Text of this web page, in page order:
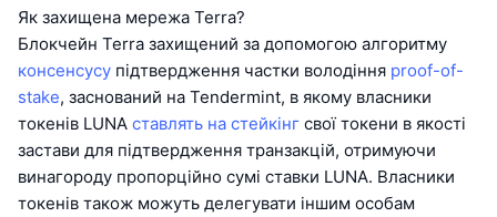
Як захищена мережа Terra?
Блокчейн Terra захищений за допомогою алгоритму
консенсусу підтвердження частки володіння proof-of-
stake, заснований на Tendermint, в якому власники
токенів LUNA ставлять на стейкінг свої токени в якості
застави для підтвердження транзакцій, отримуючи
винагороду пропорційно сумі ставки LUNA. Власники
токенів також можуть делегувати іншим особам